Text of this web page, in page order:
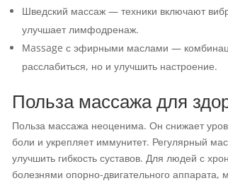
Шведский массаж — техники включают
улучшает лимфодренаж.
Мassage с эфирными маслами —
расслабиться, но и улучшить настроение.
Польза массажа для
Польза массажа неоценима. Он снижает
боли и укрепляет иммунитет. Регулярный
улучшить гибкость суставов. Для людей с
болезнями опорно-двигательного аппарата,